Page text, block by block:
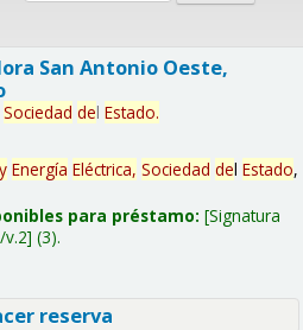
San Antonio Oeste,
Sociedad del Estado.
y Energía Eléctrica, Sociedad del Estado,
para préstamo: Signatura
(3).
reserva